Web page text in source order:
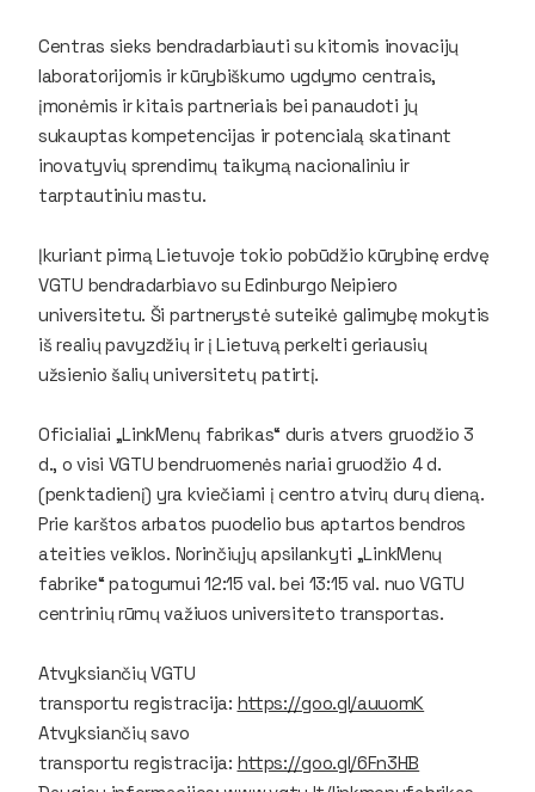
Centras sieks bendradarbiauti su kitomis inovacijų
laboratorijomis ir kūrybiškumo ugdymo centrais,
įmonėmis ir kitais partneriais bei panaudoti jų
sukauptas kompetencijas ir potencialą skatinant
inovatyvių sprendimų taikymą nacionaliniu ir
tarptautiniu mastu.
Įkuriant pirmą Lietuvoje tokio pobūdžio kūrybinę erdvę
VGTU bendradarbiavo su Edinburgo Neipiero
universitetu. Ši partnerystė suteikė galimybę mokytis
iš realių pavyzdžių ir į Lietuvą perkelti geriausių
užsienio šalių universitetų patirtį.
Oficialiai „LinkMenų fabrikas“ duris atvers gruodžio 3
d., o visi VGTU bendruomenės nariai gruodžio 4 d.
(penktadienį) yra kviečiami į centro atvirų durų dieną.
Prie karštos arbatos puodelio bus aptartos bendros
ateities veiklos. Norinčiųjų apsilankyti „LinkMenų
fabrike“ patogumui 12:15 val. bei 13:15 val. nuo VGTU
centrinių rūmų važiuos universiteto transportas.
Atvyksiančių VGTU
transportu registracija: https://goo.gl/auuomK
Atvyksiančių savo
transportu registracija: https://goo.gl/6Fn3HB